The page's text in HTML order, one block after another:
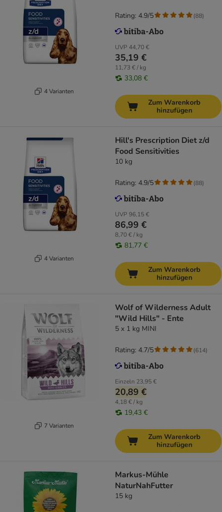
4 Varianten
UVP 44,70 €
35,19 €
11,73 € / kg
33,08 €
Rating: 4.9/5 (88)
Zum Warenkorb
hinzufügen
4 Varianten
Hill's Prescription Diet z/d
Food Sensitivities
10 kg
UVP 96,15 €
86,99 €
8,70 € / kg
81,77 €
Rating: 4.9/5 (88)
Zum Warenkorb
hinzufügen
7 Varianten
Wolf of Wilderness Adult
"Wild Hills" - Ente
5 x 1 kg MINI
Einzeln 23,95 €
20,89 €
4,18 € / kg
19,43 €
Rating: 4.7/5 (614)
Zum Warenkorb
hinzufügen
Markus-Mühle
NaturNahFutter
15 kg